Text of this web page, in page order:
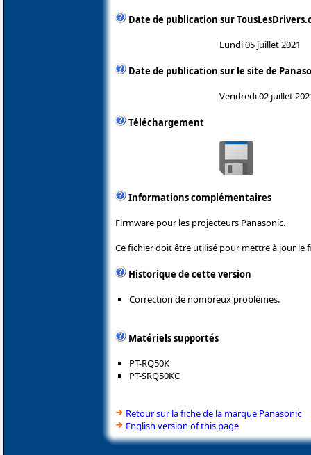
Date de publication sur
Lundi 05 juillet 2021
Date de publication sur le site de
Vendredi 02 juillet
Téléchargement
Informations complémentaires
Firmware pour les projecteurs Panasonic.
Ce fichier doit être utilisé pour mettre à jour le
Historique de cette version
Correction de nombreux problèmes.
Matériels supportés
PT-RQ50K
PT-SRQ50KC
Retour sur la fiche de la marque Panasonic
English version of this page